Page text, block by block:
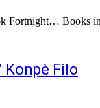
Fortnight… Books
Konpè Filo